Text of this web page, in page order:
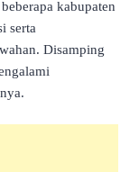
kabupaten
serta
Disamping